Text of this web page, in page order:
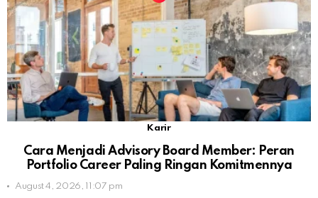
Karir
Cara Menjadi Advisory Board Member: Peran
Portfolio Career Paling Ringan Komitmennya
August 4, 2026, 11:07 pm